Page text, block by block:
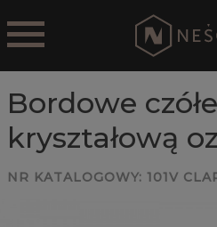
Bordowe
kryształową
NR KATALOGOWY: 101V